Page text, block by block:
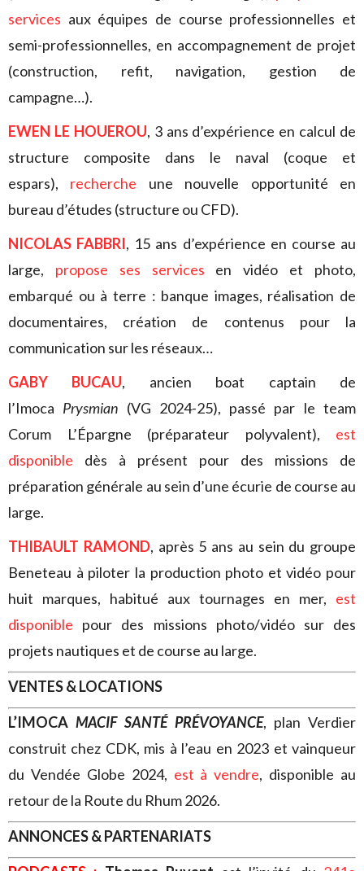
services aux équipes de course professionnelles et
semi-professionnelles, en accompagnement de projet
(construction, refit, navigation, gestion de
campagne…).
EWEN LE HOUEROU, 3 ans d’expérience en calcul de
structure composite dans le naval (coque et
espars), recherche une nouvelle opportunité en
bureau d’études (structure ou CFD).
NICOLAS FABBRI, 15 ans d’expérience en course au
large, propose ses services en vidéo et photo,
embarqué ou à terre : banque images, réalisation de
documentaires, création de contenus pour la
communication sur les réseaux…
GABY BUCAU, ancien boat captain de
l’Imoca Prysmian (VG 2024-25), passé par le team
Corum L’Épargne (préparateur polyvalent), est
disponible dès à présent pour des missions de
préparation générale au sein d’une écurie de course au
large.
THIBAULT RAMOND, après 5 ans au sein du groupe
Beneteau à piloter la production photo et vidéo pour
huit marques, habitué aux tournages en mer, est
disponible pour des missions photo/vidéo sur des
projets nautiques et de course au large.
VENTES & LOCATIONS
L’IMOCA MACIF SANTÉ PRÉVOYANCE, plan Verdier
construit chez CDK, mis à l’eau en 2023 et vainqueur
du Vendée Globe 2024, est à vendre, disponible au
retour de la Route du Rhum 2026.
ANNONCES & PARTENARIATS